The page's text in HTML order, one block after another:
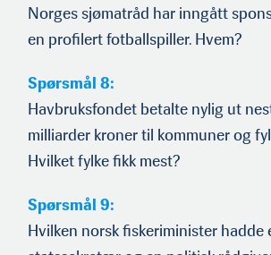
Norges sjømatråd har inngått
en profilert fotballspiller. Hvem?
Spørsmål 8:
Havbruksfondet betalte nylig ut
milliarder kroner til kommuner og
Hvilket fylke fikk mest?
Spørsmål 9:
Hvilken norsk fiskeriminister hadde